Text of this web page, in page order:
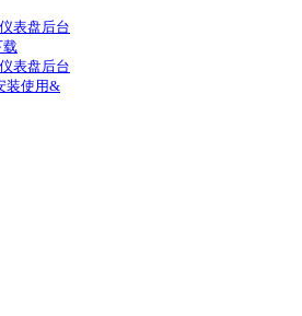
仪表盘后台
载
仪表盘后台
装使用&